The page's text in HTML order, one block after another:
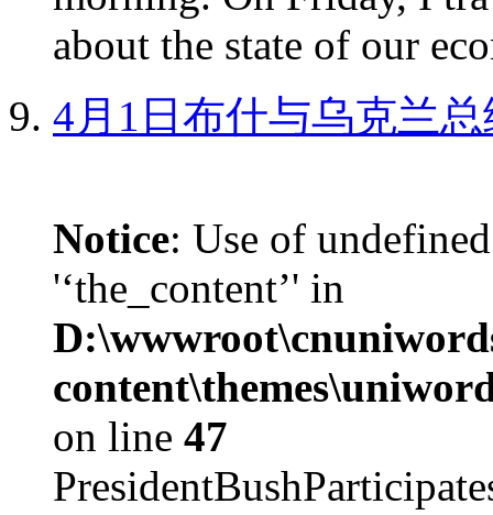
about the state of our
4月1日布什与乌克兰
Notice: Use of
'‘the_content’' in
on line 47